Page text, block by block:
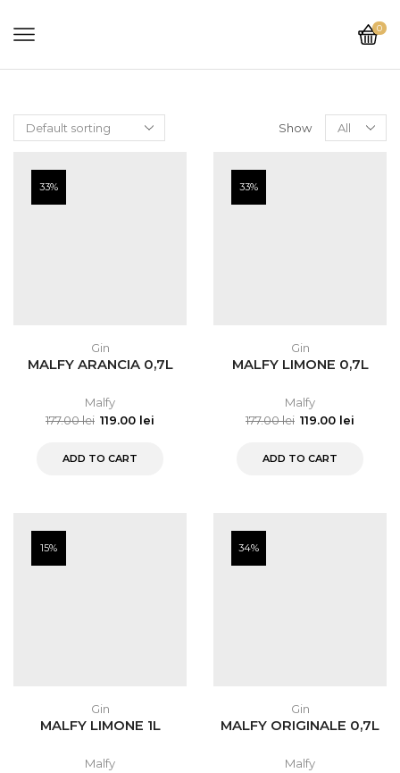
0
Show
33%
Gin
MALFY ARANCIA 0,7L
Malfy
177.00lei 119.00 lei
ADD TO CART
33%
Gin
MALFY LIMONE 0,7L
Malfy
177.00lei 119.00 lei
ADD TO CART
15%
Gin
MALFY LIMONE 1L
Malfy
34%
Gin
MALFY ORIGINALE 0,7L
Malfy